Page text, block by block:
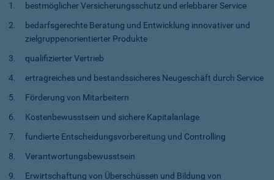
bestmöglicher Versicherungsschutz und erlebbarer Service
bedarfsgerechte Beratung und Entwicklung innovativer und
zielgruppenorientierter Produkte
qualifizierter Vertrieb
ertragreiches und bestandssicheres Neugeschäft durch Service
Förderung von Mitarbeitern
Kostenbewusstsein und sichere Kapitalanlage
fundierte Entscheidungsvorbereitung und Controlling
Verantwortungsbewusstsein
Erwirtschaftung von Überschüssen und Bildung von